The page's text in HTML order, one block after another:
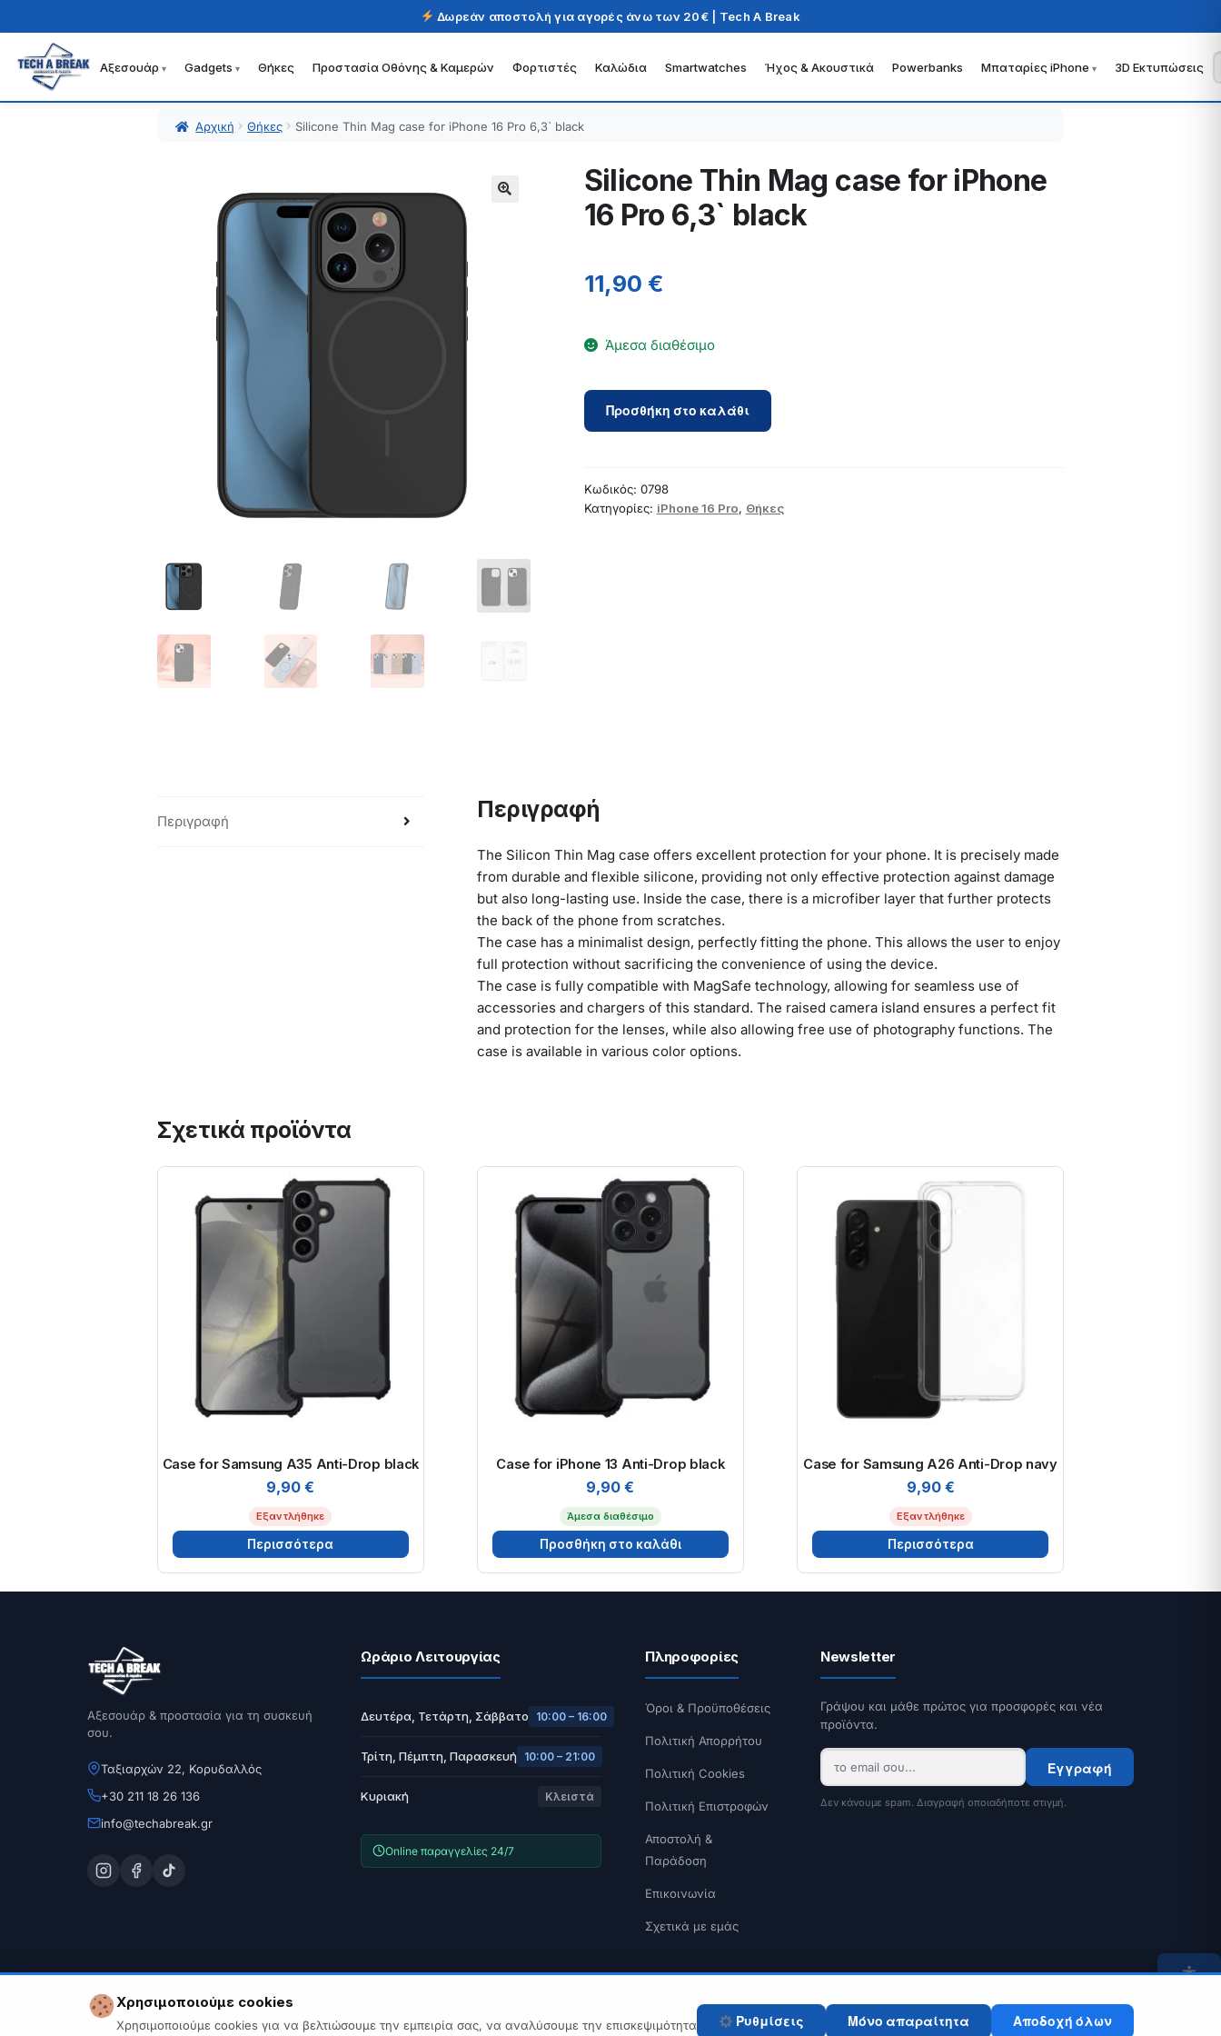
Δωρεάν αποστολή για αγορές άνω των 20€ | Tech A Break
Απευθείας
μετάβαση
Μετάβαση
σε
Αξεσουάρ Gadgets Θήκες Προστασία Οθόνης & Καμερών Φορτιστές Καλώδια Smartwatches Ήχος & Ακουστικά Powerbanks Μπαταρίες iPhone 3D Εκτυπώσεις
Αρχική Θήκες Silicone Thin Mag case for iPhone 16 Pro 6,3` black
Silicone Thin Mag case for iPhone
16 Pro 6,3` black
11,90 €
Άμεσα διαθέσιμο
Silicone
Thin
for
iPhone
Προσθήκη στο καλάθι
Κωδικός: 0798
Κατηγορίες: iPhone 16 Pro, Θήκες
Περιγραφή Περιγραφή
The Silicon Thin Mag case offers excellent protection for your phone. It is precisely made
from durable and flexible silicone, providing not only effective protection against damage
but also long-lasting use. Inside the case, there is a microfiber layer that further protects
the back of the phone from scratches.
The case has a minimalist design, perfectly fitting the phone. This allows the user to enjoy
full protection without sacrificing the convenience of using the device.
The case is fully compatible with MagSafe technology, allowing for seamless use of
accessories and chargers of this standard. The raised camera island ensures a perfect fit
and protection for the lenses, while also allowing free use of photography functions. The
case is available in various color options.
Σχετικά προϊόντα
Case for Samsung A35 Anti-Drop black
9,90€
Εξαντλήθηκε
Περισσότερα
Case for iPhone 13 Anti-Drop black
9,90€
Άμεσα διαθέσιμο
Προσθήκη στο καλάθι
Case for Samsung A26 Anti-Drop navy
9,90 €
Εξαντλήθηκε
Περισσότερα
Αξεσουάρ & προστασία για τη συσκευή
σου.
Ταξιαρχών 22, Κορυδαλλός
+30 211 18 26 136
info@techabreak.gr
Ωράριο Λειτουργίας
Δευτέρα, Τετάρτη, Σάββατο 10:00 – 16:00
Τρίτη, Πέμπτη, Παρασκευή 10:00 – 21:00
Κυριακή Κλειστά
Online παραγγελίες 24/7
Πληροφορίες
Όροι & Προϋποθέσεις
Πολιτική Απορρήτου
Πολιτική Cookies
Πολιτική Επιστροφών
Αποστολή &
Παράδοση
Επικοινωνία
Σχετικά με εμάς
Newsletter
Γράψου και μάθε πρώτος για προσφορές και νέα
προϊόντα.
Εγγραφή
Δεν κάνουμε spam. Διαγραφή οποιαδήποτε στιγμή.
© 2026 Tech A Break — Built with WooCommerce.
Χρησιμοποιούμε cookies
Χρησιμοποιούμε cookies για να βελτιώσουμε την εμπειρία σας, να αναλύσουμε την επισκεψιμότητα
Ρυθμίσεις Μόνο απαραίτητα Αποδοχή όλων